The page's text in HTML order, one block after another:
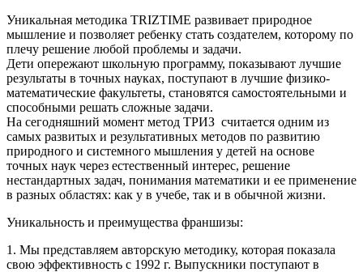
Уникальная методика TRIZTIME развивает природное
мышление и позволяет ребенку стать создателем, которому по
плечу решение любой проблемы и задачи.
Дети опережают школьную программу, показывают лучшие
результаты в точных науках, поступают в лучшие физико-
математические факультеты, становятся самостоятельными и
способными решать сложные задачи.
На сегодняшний момент метод ТРИЗ считается одним из
самых развитых и результативных методов по развитию
природного и системного мышления у детей на основе
точных наук через естественный интерес, решение
нестандартных задач, понимания математики и ее применение
в разных областях: как у в учебе, так и в обычной жизни.
Уникальность и преимущества франшизы:
1. Мы представляем авторскую методику, которая показала
свою эффективность с 1992 г. Выпускники поступают в